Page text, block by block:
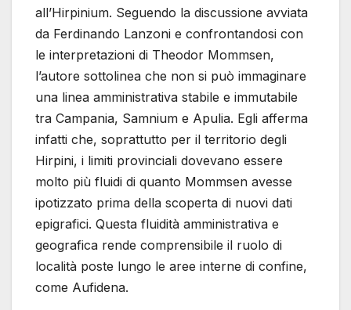
all’Hirpinium. Seguendo la discussione avviata
da Ferdinando Lanzoni e confrontandosi con
le interpretazioni di Theodor Mommsen,
l’autore sottolinea che non si può immaginare
una linea amministrativa stabile e immutabile
tra Campania, Samnium e Apulia. Egli afferma
infatti che, soprattutto per il territorio degli
Hirpini, i limiti provinciali dovevano essere
molto più fluidi di quanto Mommsen avesse
ipotizzato prima della scoperta di nuovi dati
epigrafici. Questa fluidità amministrativa e
geografica rende comprensibile il ruolo di
località poste lungo le aree interne di confine,
come Aufidena.